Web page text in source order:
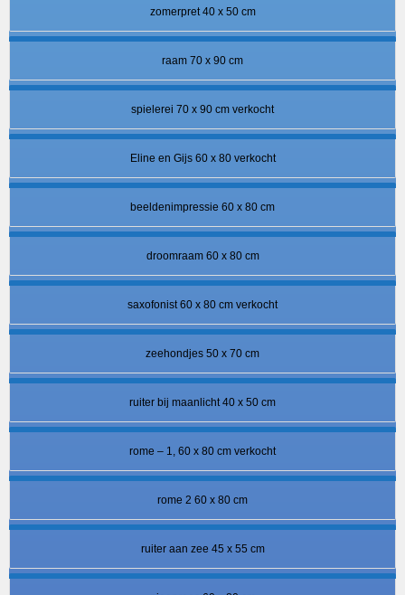
zomerpret 40 x 50 cm
raam 70 x 90 cm
spielerei 70 x 90 cm verkocht
Eline en Gijs 60 x 80 verkocht
beeldenimpressie 60 x 80 cm
droomraam 60 x 80 cm
saxofonist 60 x 80 cm verkocht
zeehondjes 50 x 70 cm
ruiter bij maanlicht 40 x 50 cm
rome – 1, 60 x 80 cm verkocht
rome 2 60 x 80 cm
ruiter aan zee 45 x 55 cm